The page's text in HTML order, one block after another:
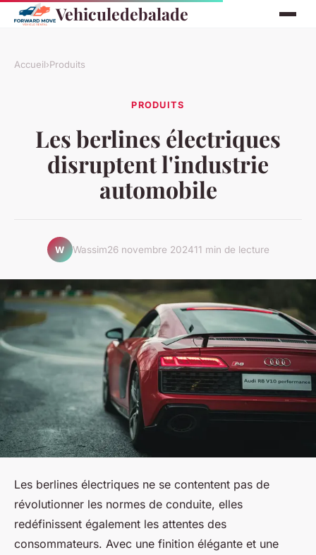
Vehiculedebalade
Accueil›Produits
PRODUITS
Les berlines électriques
disruptent l'industrie
automobile
W Wassim26 novembre 202411 min de lecture
Les berlines électriques ne se contentent pas de
révolutionner les normes de conduite, elles
redéfinissent également les attentes des
consommateurs. Avec une finition élégante et une